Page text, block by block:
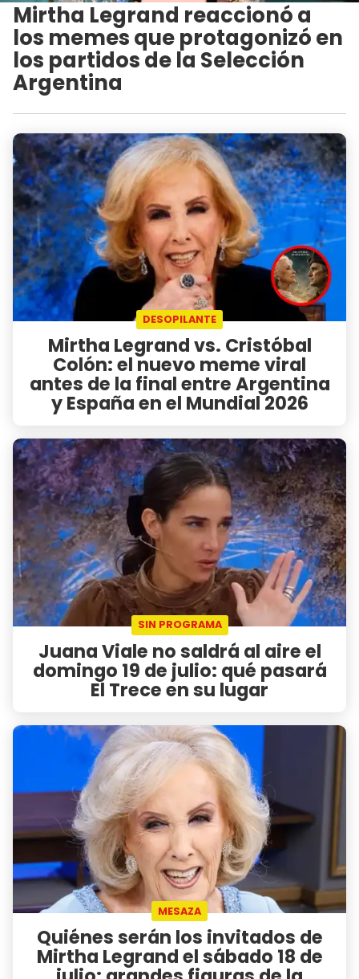
Mirtha Legrand reaccionó a
los memes que protagonizó en
los partidos de la Selección
Argentina
DESOPILANTE
Mirtha Legrand vs. Cristóbal
Colón: el nuevo meme viral
antes de la final entre Argentina
y España en el Mundial 2026
SIN PROGRAMA
Juana Viale no saldrá al aire el
domingo 19 de julio: qué pasará
El Trece en su lugar
MESAZA
Quiénes serán los invitados de
Mirtha Legrand el sábado 18 de